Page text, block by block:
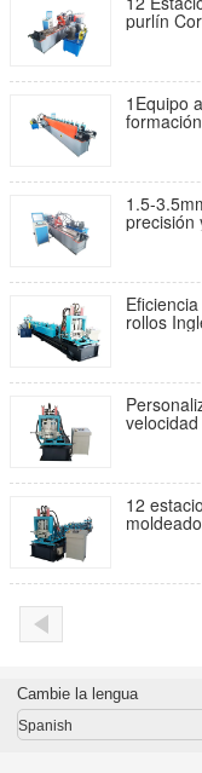
purlín
1Equipo
1.5-
precisión
rollos
12
Cambie la lengua
Spanish